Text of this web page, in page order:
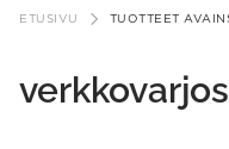
sisältöön
ETUSIVU TUOTTEET